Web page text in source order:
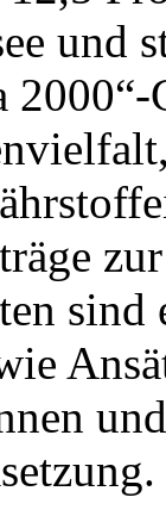
und
sind